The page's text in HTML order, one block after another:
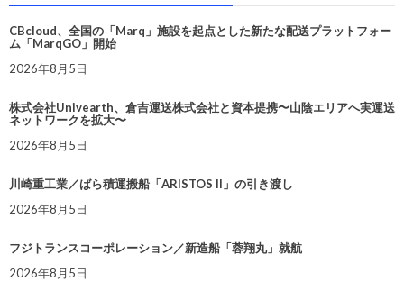
CBcloud、全国の「Marq」施設を起点とした新たな配送プラットフォー
ム「MarqGO」開始
2026年8月5日
株式会社Univearth、倉吉運送株式会社と資本提携〜山陰エリアへ実運送
ネットワークを拡大〜
2026年8月5日
川崎重工業／ばら積運搬船「ARISTOS II」の引き渡し
2026年8月5日
フジトランスコーポレーション／新造船「蓉翔丸」就航
2026年8月5日